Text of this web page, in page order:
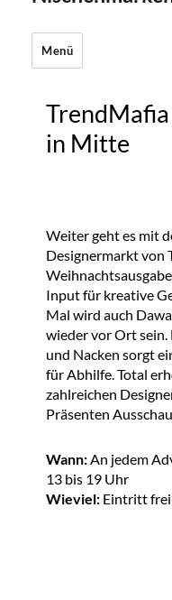
Menü
in Mitte
Weiter geht es mit
Designermarkt von
Input für kreative
Mal wird auch
wieder vor Ort sein.
und Nacken sorgt
für Abhilfe. Total
zahlreichen
Präsenten
Wann:An jedem
13 bis 19 Uhr
Wieviel: Eintritt frei